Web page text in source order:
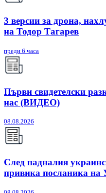
3 версии за дрона,
на Тодор Тагарев
преди 6 часа
Първи свидетелски
нас (ВИДЕО)
08.08.2026
След падналия
привика посланика на